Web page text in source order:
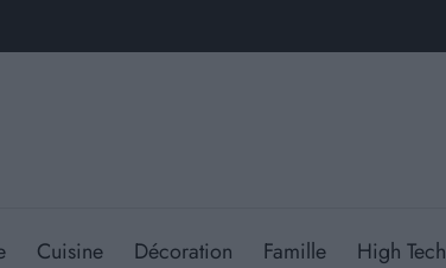
Cuisine Décoration Famille High Tech